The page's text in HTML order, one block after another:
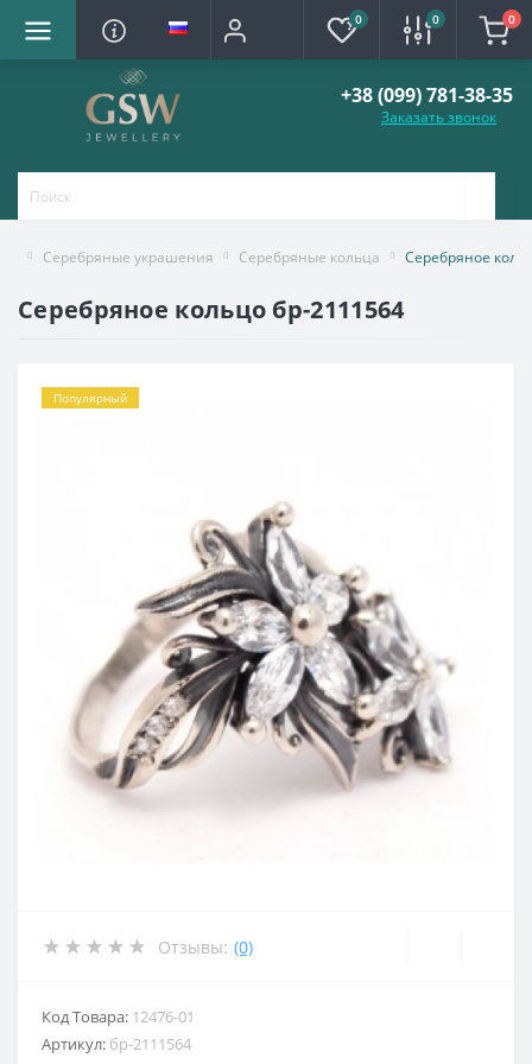
0 0 0
+38 (099) 781-38-35
Заказать звонок
Серебряные украшения Серебряные кольца Серебряное
Серебряное кольцо бр-2111564
Популярный
Отзывы: (0)
Код Товара: 12476-01
Артикул: бр-2111564